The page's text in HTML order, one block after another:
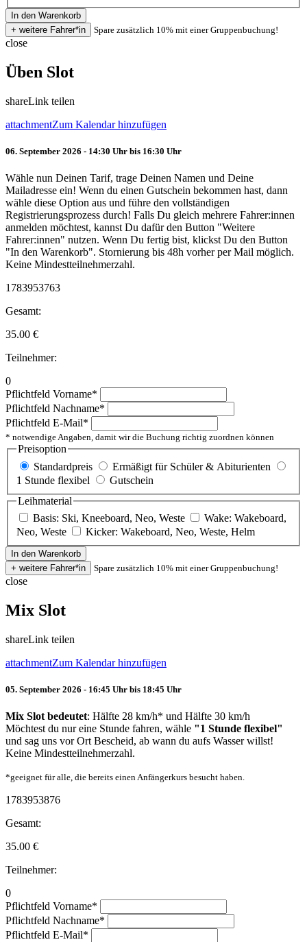
Spare zusätzlich 10% mit einer Gruppenbuchung!
close
Üben Slot
shareLink teilen
attachmentZum Kalendar hinzufügen
06. September 2026 - 14:30 Uhr bis 16:30 Uhr
Wähle nun Deinen Tarif, trage Deinen Namen und Deine
Mailadresse ein! Wenn du einen Gutschein bekommen hast, dann
wähle diese Option aus und führe den vollständigen
Registrierungsprozess durch! Falls Du gleich mehrere Fahrer:innen
anmelden möchtest, kannst Du dafür den Button "Weitere
Fahrer:innen" nutzen. Wenn Du fertig bist, klickst Du den Button
"In den Warenkorb". Stornierung bis 48h vorher per Mail möglich.
Keine Mindestteilnehmerzahl.
1783953763
Gesamt:
35.00 €
Teilnehmer:
0
Pflichtfeld Vorname*
Pflichtfeld Nachname*
Pflichtfeld E-Mail*
* notwendige Angaben, damit wir die Buchung richtig zuordnen können
Preisoption
Standardpreis
Ermäßigt für Schüler & Abiturienten
1 Stunde flexibel
Gutschein
Leihmaterial
Basis: Ski, Kneeboard, Neo, Weste
Wake: Wakeboard,
Neo, Weste
Kicker: Wakeboard, Neo, Weste, Helm
Spare zusätzlich 10% mit einer Gruppenbuchung!
close
Mix Slot
shareLink teilen
attachmentZum Kalendar hinzufügen
05. September 2026 - 16:45 Uhr bis 18:45 Uhr
Mix Slot bedeutet: Hälfte 28 km/h* und Hälfte 30 km/h
Möchtest du nur eine Stunde fahren, wähle "1 Stunde flexibel"
und sag uns vor Ort Bescheid, ab wann du aufs Wasser willst!
Keine Mindestteilnehmerzahl.
*geeignet für alle, die bereits einen Anfängerkurs besucht haben.
1783953876
Gesamt:
35.00 €
Teilnehmer:
0
Pflichtfeld Vorname*
Pflichtfeld Nachname*
Pflichtfeld E-Mail*